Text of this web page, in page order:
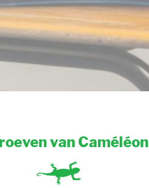
van Caméléon